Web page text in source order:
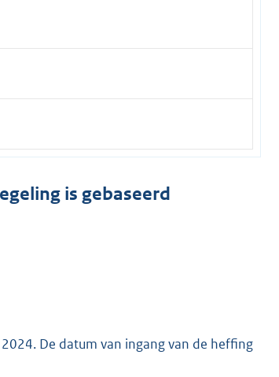
is gebaseerd
De datum van ingang van de heffing